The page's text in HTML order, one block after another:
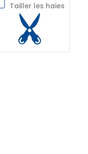
Tailler les haies